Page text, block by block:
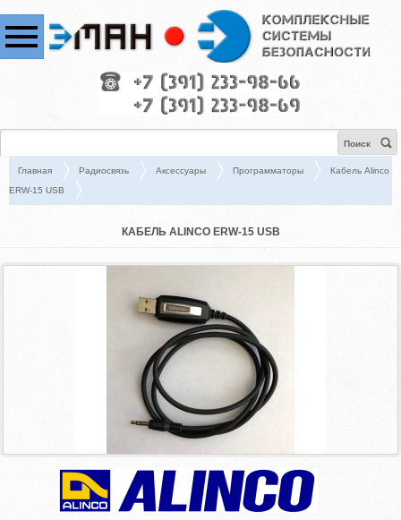
Поиск
Главная Радиосвязь Аксессуары Программаторы
Кабель Alinco
ERW-15 USB
КАБЕЛЬ ALINCO ERW-15 USB